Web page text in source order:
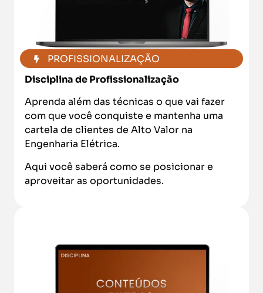
PROFISSIONALIZAÇÃO
Disciplinade Profissionalização
Aprenda além das técnicas o que vai fazer
com que você conquiste e mantenha uma
cartela de clientes de Alto Valor na
Engenharia Elétrica.
Aqui você saberá como se posicionar e
aproveitar as oportunidades.